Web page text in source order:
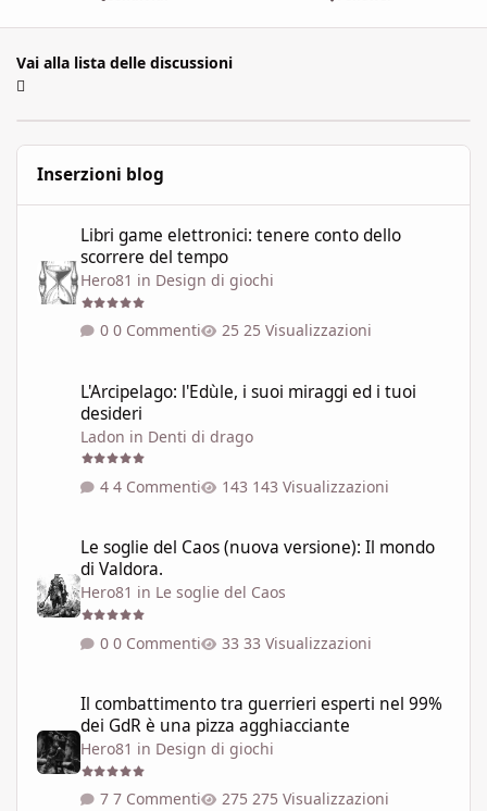
Vai alla lista delle discussioni
Inserzioni blog
Libri game elettronici: tenere conto dello
scorrere del tempo
Hero81 in Design di giochi
0 Commenti 25 Visualizzazioni
L'Arcipelago: l'Edùle, i suoi miraggi ed i tuoi
desideri
Ladon in Denti di drago
4 Commenti 143 Visualizzazioni
Le soglie del Caos (nuova versione): Il mondo
di Valdora.
Hero81 in Le soglie del Caos
0 Commenti 33 Visualizzazioni
Il combattimento tra guerrieri esperti nel 99%
dei GdR è una pizza agghiacciante
Hero81 in Design di giochi
7 Commenti 275 Visualizzazioni